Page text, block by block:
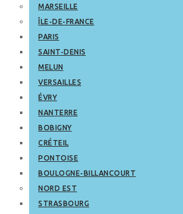
MARSEILLE
ÎLE-DE-FRANCE
PARIS
SAINT-DENIS
MELUN
VERSAILLES
ÉVRY
NANTERRE
BOBIGNY
CRÉTEIL
PONTOISE
BOULOGNE-BILLANCOURT
NORD EST
STRASBOURG